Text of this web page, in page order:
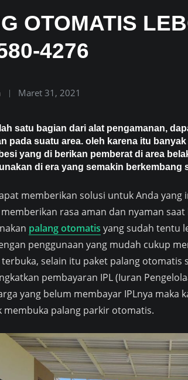
OTOMATIS
4276
Maret 31, 2021
satu bagian dari alat pengamanan,
pada suatu area. oleh karena itu
yang di berikan pemberat di area
di era yang semakin berkembang
memberikan solusi untuk Anda
rasa aman dan nyaman
palang otomatis yang sudah tentu
penggunaan yang mudah cukup
selain itu paket palang otomatis
pembayaran IPL (Iuran
yang belum membayar IPLnya maka
membuka palang parkir otomatis.